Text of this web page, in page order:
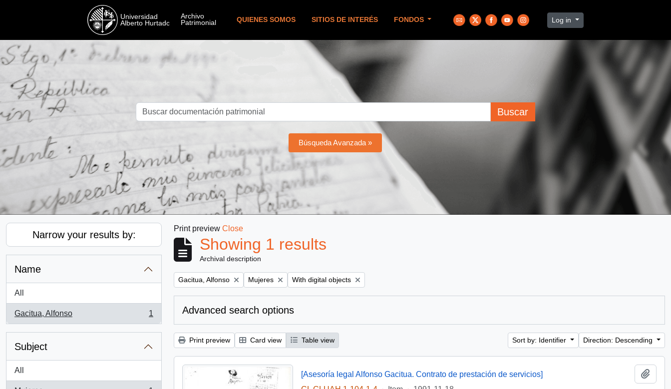
QUIENES SOMOS SITIOS DE INTERÉS FONDOS Log in
Buscar
Búsqueda Avanzada »
Narrow your results by:
Name
All
Gacitua, Alfonso
, 1 results
1
Subject
All
Print preview Close
Showing 1 results
Archival description
Remove filter:
Gacitua, Alfonso Remove filter:
Mujeres Remove filter:
With digital objects
Advanced search options
Print preview Card view Table view Sort by: Identifier Direction: Descending
[Asesoría legal Alfonso Gacitua. Contrato de prestación de servicios]